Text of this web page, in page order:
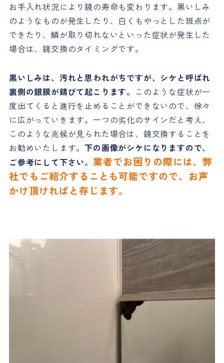
お手入れ状況により鏡の寿命も変わります。黒いしみ
のようなものが発生したり、白くもやっとした斑点が
できたり、鱗が取り切れないといった症状が発生した
場合は、鏡交換のタイミングです。
黒いしみは、汚れと思われがちですが、シケと呼ばれ
裏側の銀膜が錆びて起こります。 このような症状が一
度出てくると進行を止めることができないので、徐々
に広がっていきます。一つの劣化のサインだと考え、
このような兆候が見られた場合は、鏡交換することを
お勧めいたします。下の画像がシケになりますので、
ご参考にして下さい。 業者でお困りの際には、弊
社でもご紹介することも可能ですので、お声
かけ頂ければと存じます。